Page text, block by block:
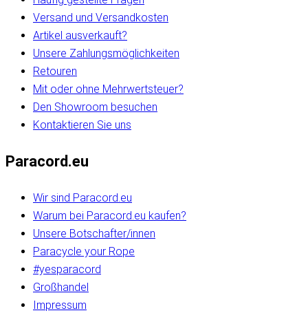
Versand und Versandkosten
Artikel ausverkauft?
Unsere Zahlungsmöglichkeiten
Retouren
Mit oder ohne Mehrwertsteuer?
Den Showroom besuchen
Kontaktieren Sie uns
Paracord.eu
Wir sind Paracord.eu
Warum bei Paracord.eu kaufen?
Unsere Botschafter/innen
Paracycle your Rope
#yesparacord
Großhandel
Impressum